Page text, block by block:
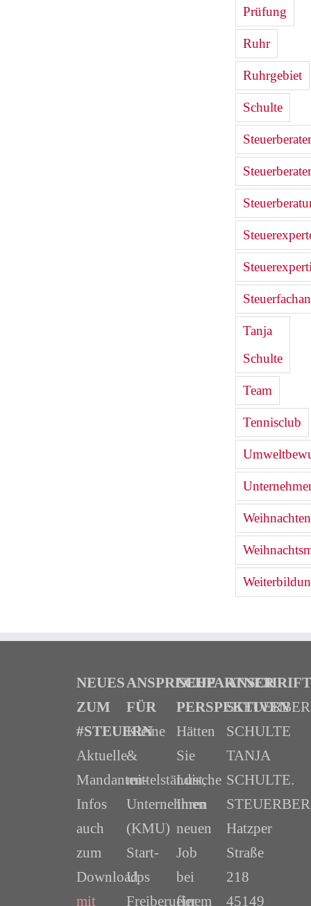
Prüfung
Ruhr
Ruhrgebiet
Schulte
Steuerberater
Tanja
Schulte
Team
Tennisclub
Weihnachten
NEUES
ZUM
#STEUERN
Aktuelle
Mandanten-
Infos
auch
zum
Download
mit
ANSPRECHPARTNER
FÜR
Kleine
&
mittelständische
Unternehmen
(KMU)
Start-
Ups
Freiberufler
NEUE
PERSPEKTIVEN
Hätten
Sie
Lust,
Ihren
neuen
Job
bei
einem
ANSCHRIFT
SCHULTE
TANJA
SCHULTE.
Hatzper
Straße
218
45149